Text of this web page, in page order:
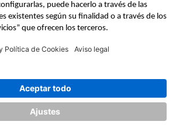
en LinkedIn
en Facebook
en YouTube
ALLPLAN en Twitter